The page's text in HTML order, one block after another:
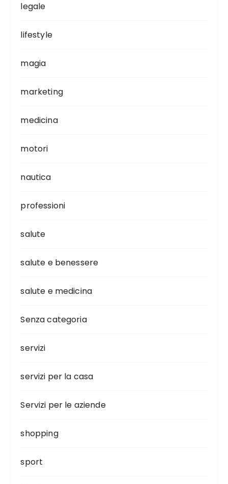
legale
lifestyle
magia
marketing
medicina
motori
nautica
professioni
salute
salute e benessere
salute e medicina
Senza categoria
servizi
servizi per la casa
Servizi per le aziende
shopping
sport